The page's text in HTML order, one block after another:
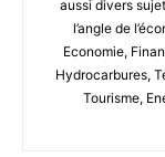
aussi divers
l’angle de
Economie,
Hydrocarbures,
Tourisme,